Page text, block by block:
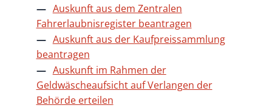
Auskunft aus dem Zentralen
Fahrerlaubnisregister beantragen
Auskunft aus der Kaufpreissammlung
beantragen
Auskunft im Rahmen der
Geldwäscheaufsicht auf Verlangen der
Behörde erteilen